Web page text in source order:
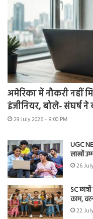
अमेरिका में नौकरी नहीं
इंजीनियर, बोले- संघर्ष
29 July 2026 - 8:00 PM
UGC
लाखों
26
SC
काम,
22